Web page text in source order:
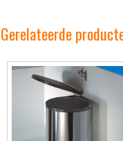
Gerelateerde